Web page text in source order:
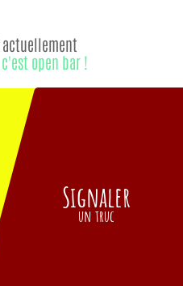
actuellement
open bar !
Signaler
un truc